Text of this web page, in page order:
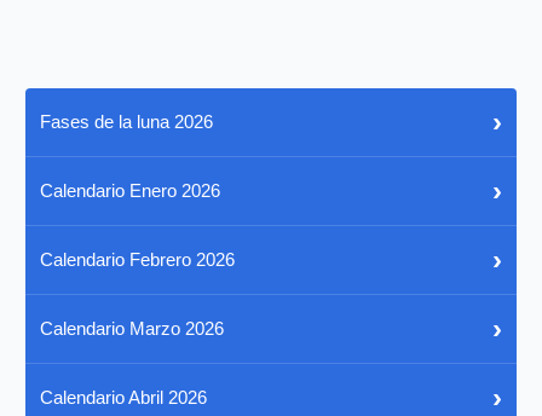
Fases de la luna 2026 ›
Calendario Enero 2026 ›
Calendario Febrero 2026 ›
Calendario Marzo 2026 ›
Calendario Abril 2026 ›